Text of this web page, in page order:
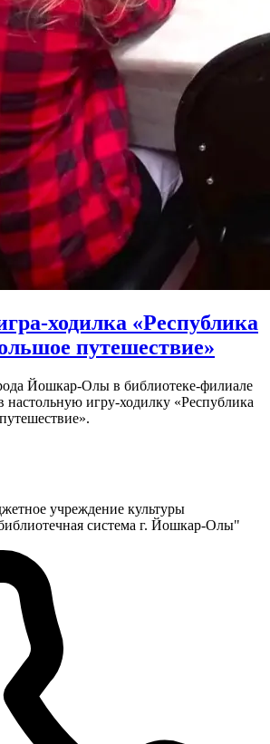
ходилка «Республика
путешествие»
Йошкар-Олы в библиотеке-филиале
игру-ходилку «Республика
учреждение культуры
система г. Йошкар-Олы"